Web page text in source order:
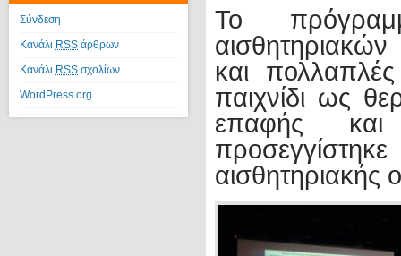
Σύνδεση
Κανάλι RSS άρθρων
Κανάλι RSS σχολίων
WordPress.org
Το
και
παιχνίδι ως
επαφής
αισθητηριακής